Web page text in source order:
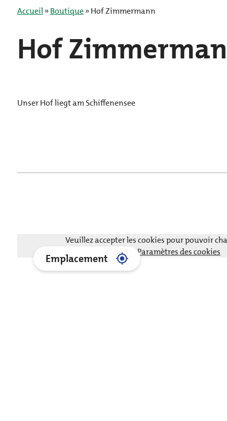
Accueil » Boutique» Hof Zimmermann
Hof
Unser Hof liegt am Schiffenensee
Acheter un billet
Veuillez accepter les cookies pour pouvoir
Paramètres des cookies
Emplacement